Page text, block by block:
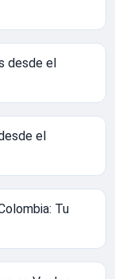
desde el
el
Tu